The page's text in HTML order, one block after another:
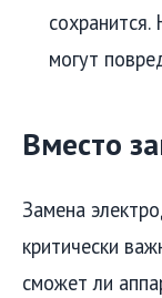
могут
Вместо
Замена
критически
сможет ли